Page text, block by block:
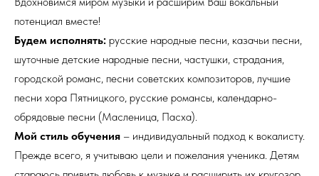
потенциал вместе!
Будем исполнять: русские народные песни, казачьи песни,
шуточные детские народные песни, частушки, страдания,
городской романс, песни советских композиторов, лучшие
песни хора Пятницкого, русские романсы, календарно-
обрядовые песни (Масленица, Пасха).
Мой стиль обучения – индивидуальный подход к вокалисту.
Прежде всего, я учитываю цели и пожелания ученика. Детям